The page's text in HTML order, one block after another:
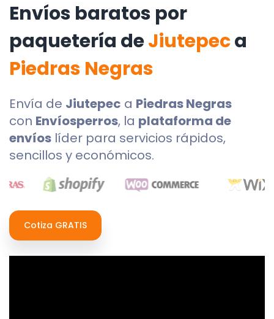
Envíos baratos por
paquetería deJiutepeca
Piedras Negras
Envía de Jiutepec a Piedras Negras
con Envíosperros, la plataforma de
envíos líder para servicios rápidos,
sencillos y económicos.
Cotiza GRATIS